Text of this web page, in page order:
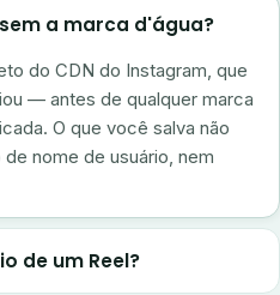
a marca d'água?
do CDN do Instagram, que
— antes de qualquer marca
O que você salva não
nome de usuário, nem
de um Reel?